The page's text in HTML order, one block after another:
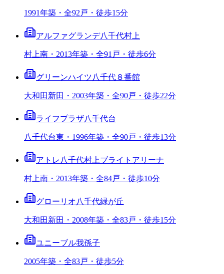
1991年築・全92戸・徒歩15分
アルファグランデ八千代村上
村上南・2013年築・全91戸・徒歩6分
グリーンハイツ八千代８番館
大和田新田・2003年築・全90戸・徒歩22分
ライフプラザ八千代台
八千代台東・1996年築・全90戸・徒歩13分
アトレ八千代村上ブライトアリーナ
村上南・2013年築・全84戸・徒歩10分
グローリオ八千代緑が丘
大和田新田・2008年築・全83戸・徒歩15分
ユニーブル我孫子
2005年築・全83戸・徒歩5分